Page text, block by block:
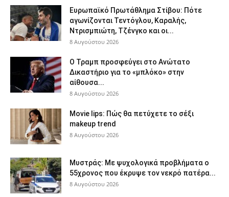
Ευρωπαϊκό Πρωτάθλημα Στίβου: Πότε
αγωνίζονται Τεντόγλου, Καραλής,
Ντρισμπιώτη, Τζένγκο και οι...
8 Αυγούστου 2026
Ο Τραμπ προσφεύγει στο Ανώτατο
Δικαστήριο για το «μπλόκο» στην
αίθουσα...
8 Αυγούστου 2026
Movie lips: Πώς θα πετύχετε το σέξι
makeup trend
8 Αυγούστου 2026
Μυστράς: Με ψυχολογικά προβλήματα ο
55χρονος που έκρυψε τον νεκρό πατέρα...
8 Αυγούστου 2026